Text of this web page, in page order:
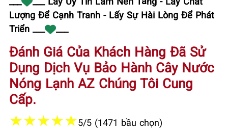
Lượng Để Cạnh Tranh - Lấy Sự Hài Lòng Để Phát
Triển ___
___
Đánh Giá Của Khách Hàng Đã Sử
Dụng Dịch Vụ Bảo Hành Cây Nước
Nóng Lạnh AZ Chúng Tôi Cung
Cấp.
★★★★★5/5 (1471 bầu chọn)